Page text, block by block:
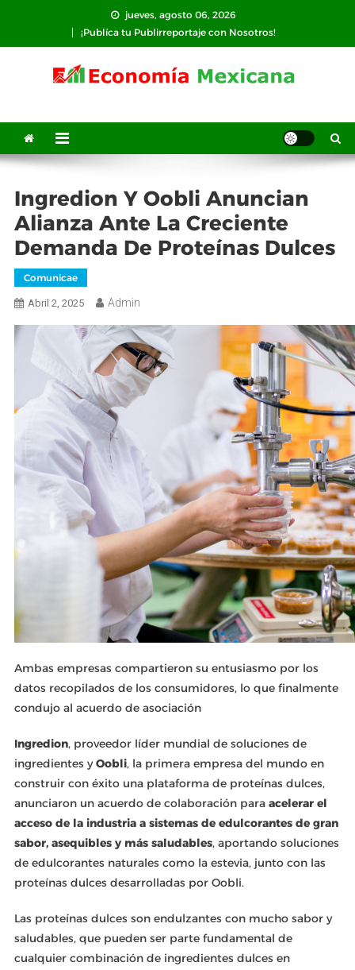
contenido
jueves, agosto 06, 2026
¡Publíca tu Publirreportaje con Nosotros!
Ingredion Y Oobli Anuncian
Alianza Ante La Creciente
Demanda De Proteínas Dulces
Comunicae
Abril 2, 2025 Admin
Ambas empresas compartieron su entusiasmo por los
datos recopilados de los consumidores, lo que finalmente
condujo al acuerdo de asociación
Ingredion, proveedor líder mundial de soluciones de
ingredientes yOobli, la primera empresa del mundo en
construir con éxito una plataforma de proteínas dulces,
anunciaron un acuerdo de colaboración para acelerar el
acceso de la industria a sistemas de edulcorantes de gran
sabor, asequibles y más saludables, aportando soluciones
de edulcorantes naturales como la estevia, junto con las
proteínas dulces desarrolladas por Oobli.
Las proteínas dulces son endulzantes con mucho sabor y
saludables, que pueden ser parte fundamental de
cualquier combinación de ingredientes dulces en